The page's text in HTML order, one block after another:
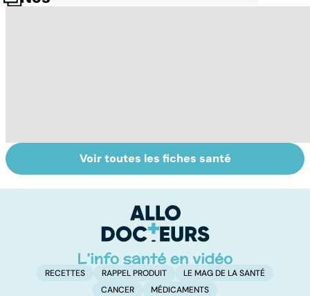
Comment tenir
ses bonnes
Muscler ses
abdos pour
ventre plat
Voir toutes les fiches santé
RECETTES RAPPEL PRODUIT
LE MAG DE LA SANTÉ
CANCER
MÉDICAMENTS